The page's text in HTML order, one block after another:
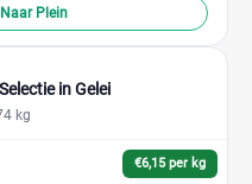
Naar Plein
in Gelei
kg
€6,15 per kg